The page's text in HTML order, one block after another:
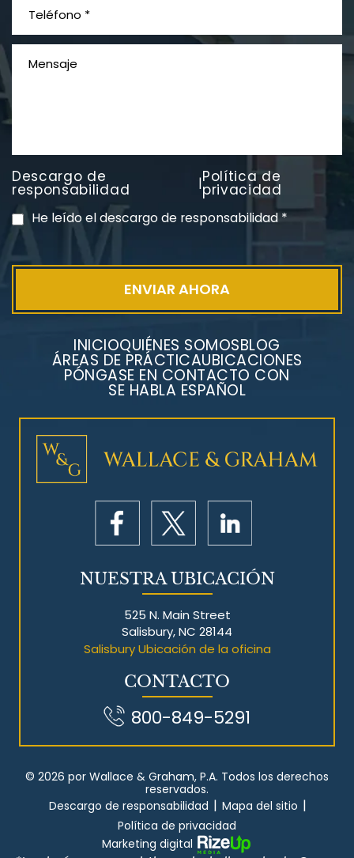
PVC Cloruro de polivinilo
Exposición
Descargo de
responsabilidad |Política de
privacidad
He leído el descargo de responsabilidad*
INICIOQUIÉNES SOMOSBLOG
ÁREAS DE PRÁCTICAUBICACIONES
PÓNGASE EN CONTACTO CON
SE HABLA ESPAÑOL
NUESTRA UBICACIÓN
525 N. Main Street
Salisbury, NC 28144
Salisbury Ubicación de la oficina
CONTACTO
800-849-5291
© 2026 por Wallace & Graham, P.A. Todos los derechos
reservados.
Descargo de responsabilidad | Mapa del sitio |
Política de privacidad
Marketing digital